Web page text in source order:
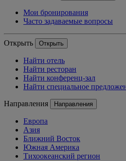
Мои бронирования
Часто задаваемые вопросы
Открыть Открыть
Найти отель
Найти ресторан
Найти конференц-зал
Найти специальное
Направления Направления
Европа
Азия
Ближний Восток
Южная Америка
Тихоокеанский регион